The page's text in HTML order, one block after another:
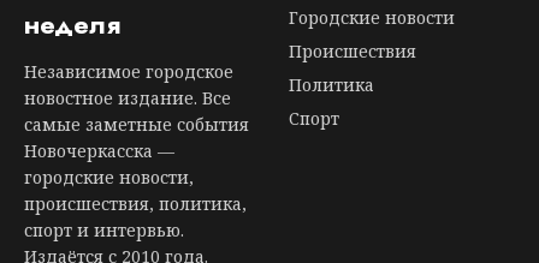
неделя
Независимое городское
новостное издание. Все
самые заметные события
Новочеркасска —
городские новости,
происшествия, политика,
спорт и интервью.
Издаётся с 2010 года.
Городские новости
Происшествия
Политика
Спорт